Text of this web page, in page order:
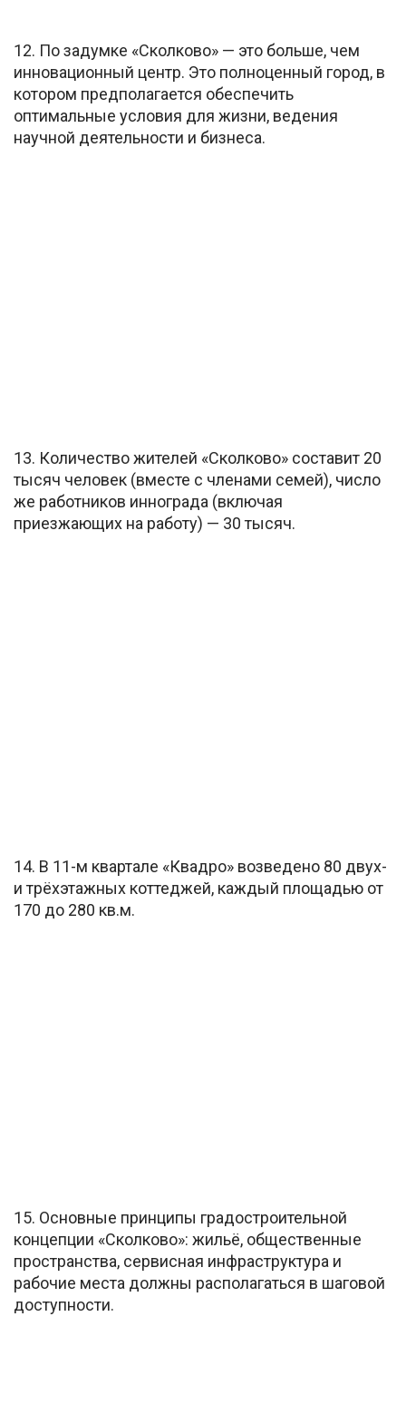
12. По задумке «Сколково» — это больше, чем
инновационный центр. Это полноценный город, в
котором предполагается обеспечить
оптимальные условия для жизни, ведения
научной деятельности и бизнеса.
13. Количество жителей «Сколково» составит 20
тысяч человек (вместе с членами семей), число
же работников иннограда (включая
приезжающих на работу) — 30 тысяч.
14. В 11-м квартале «Квадро» возведено 80 двух-
и трёхэтажных коттеджей, каждый площадью от
170 до 280 кв.м.
15. Основные принципы градостроительной
концепции «Сколково»: жильё, общественные
пространства, сервисная инфраструктура и
рабочие места должны располагаться в шаговой
доступности.